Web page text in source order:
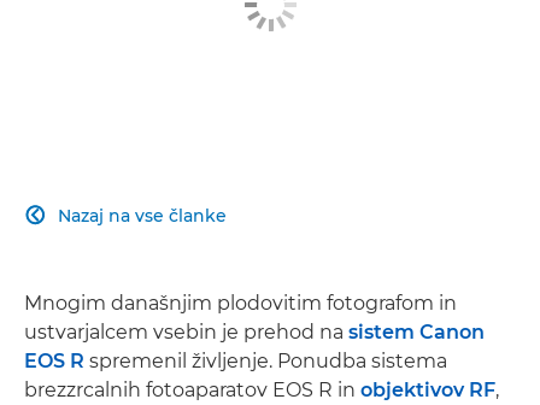
Nazaj na vse članke

Mnogim današnjim plodovitim fotografom in
ustvarjalcem vsebin je prehod na sistem Canon
EOS R spremenil življenje. Ponudba sistema
brezzrcalnih fotoaparatov EOS R in objektivov RF,